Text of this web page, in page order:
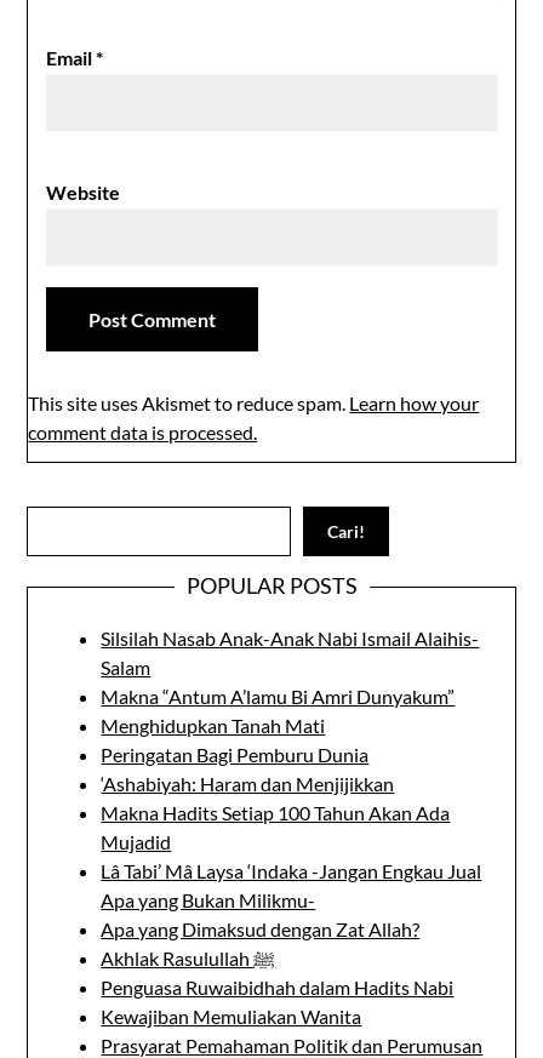
Email*
Website
This site uses Akismet to reduce spam. Learn how your
comment data is processed.
Cari!
POPULAR POSTS
Silsilah Nasab Anak-Anak Nabi Ismail Alaihis-
Salam
Makna “Antum A’lamu Bi Amri Dunyakum”
Menghidupkan Tanah Mati
Peringatan Bagi Pemburu Dunia
‘Ashabiyah: Haram dan Menjijikkan
Makna Hadits Setiap 100 Tahun Akan Ada
Mujadid
Lâ Tabi’ Mâ Laysa ‘Indaka -Jangan Engkau Jual
Apa yang Bukan Milikmu-
Apa yang Dimaksud dengan Zat Allah?
Akhlak Rasulullah ﷺ
Penguasa Ruwaibidhah dalam Hadits Nabi
Kewajiban Memuliakan Wanita
Prasyarat Pemahaman Politik dan Perumusan